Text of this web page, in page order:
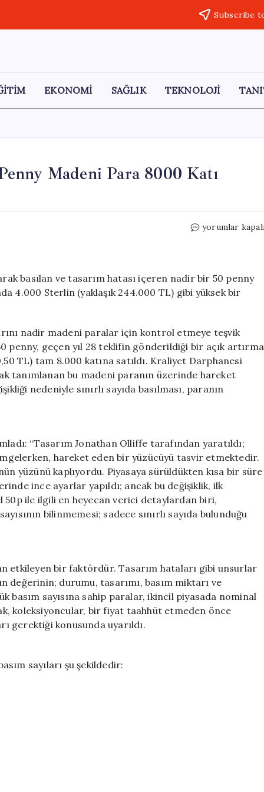
Subscribe
EKONOMİ SAĞLIK TEKNOLOJİ
Madeni Para 8000 Katı
Kumbaradan
Penny
Madeni
Fiyata
Satıldı
için
yorumlar
basılan ve tasarım hatası içeren nadir bir 50 penny
4.000 Sterlin (yaklaşık 244.000 TL) gibi yüksek bir
nadir madeni paralar için kontrol etmeye teşvik
penny, geçen yıl 28 teklifin gönderildiği bir açık artırma
TL) tam 8.000 katına satıldı. Kraliyet Darphanesi
tanımlanan bu madeni paranın üzerinde hareket
nedeniyle sınırlı sayıda basılması, paranın
“Tasarım Jonathan Olliffe tarafından yaratıldı;
hareket eden bir yüzücüyü tasvir etmektedir.
yüzünü kaplıyordu. Piyasaya sürüldükten kısa bir süre
ince ayarlar yapıldı; ancak bu değişiklik, ilk
50p ile ilgili en heyecan verici detaylardan biri,
bilinmemesi; sadece sınırlı sayıda bulunduğu
etkileyen bir faktördür. Tasarım hataları gibi unsurlar
durumu, tasarımı, basım miktarı ve
sayısına sahip paralar, ikincil piyasada nominal
koleksiyoncular, bir fiyat taahhüt etmeden önce
gerektiği konusunda uyarıldı.
sayıları şu şekildedir: